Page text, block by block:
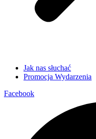
Jak nas słuchać
Promocja Wydarzenia
Facebook